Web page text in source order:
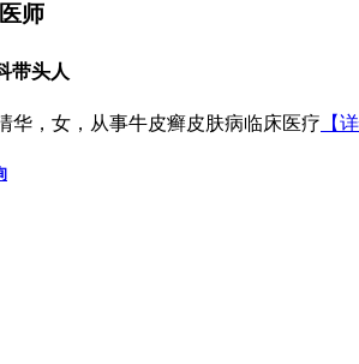
师
带头人
华，女，从事牛皮癣皮肤病临床医疗 【